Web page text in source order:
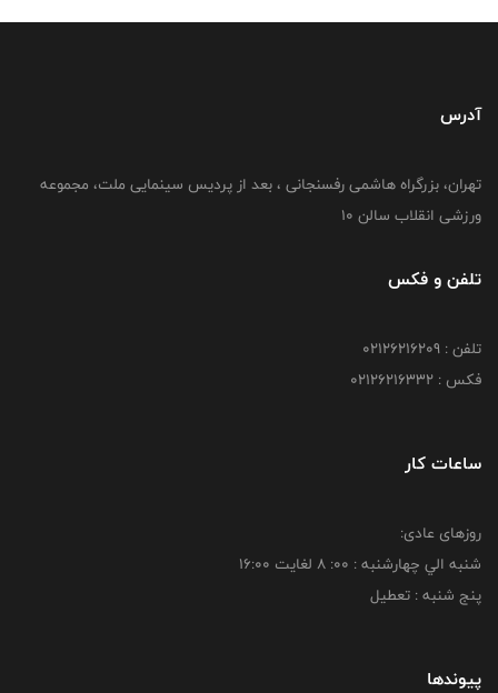
آدرس
تهران، بزرگراه هاشمی رفسنجانی ، بعد از پردیس سینمایی ملت، مجموعه
ورزشی انقلاب سالن 10
تلفن و فکس
تلفن : 02126216209
فکس : 02126216332
ساعات کار
روزهای عادی:
شنبه الي چهارشنبه : 00: 8 لغايت 16:00
پنج شنبه : تعطیل
پیوندها